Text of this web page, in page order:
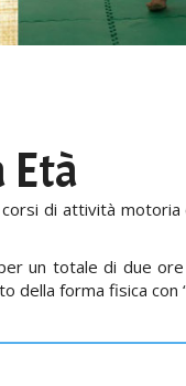
Età
di attività motoria
un totale di due
forma fisica con